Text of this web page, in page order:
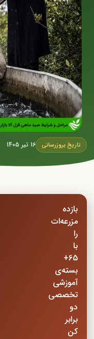
تاریخ بروزرسانی 16 تیر 1405
بازده
مزرعه‌ات
را
با
65+
بسته‌ی
آموزشی
تخصصی
دو
برابر
کن